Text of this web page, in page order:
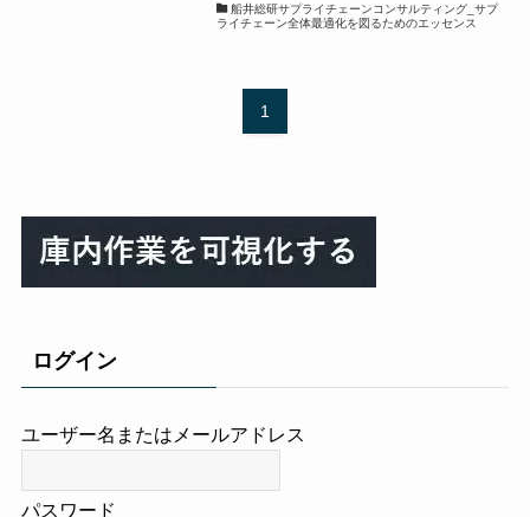
船井総研サプライチェーンコンサルティング_サプ
ライチェーン全体最適化を図るためのエッセンス
1
ログイン
ユーザー名またはメールアドレス
パスワード